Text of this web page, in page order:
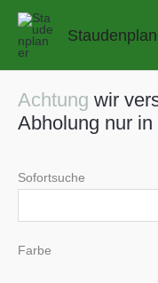
Zum
springen
Achtung wir
Abholung nur
Sofortsuche
Farbe